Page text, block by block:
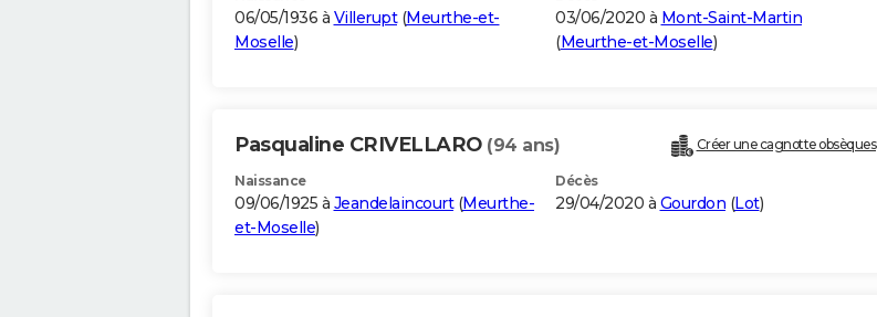
06/05/1936 à Villerupt(Meurthe-et-
Moselle)
03/06/2020 à Mont-Saint-Martin
(Meurthe-et-Moselle)
Pasqualine CRIVELLARO (94 ans) Créer une cagnotte obsèques
Naissance
09/06/1925 à Jeandelaincourt(Meurthe-
et-Moselle)
Décès
29/04/2020 à Gourdon (Lot)